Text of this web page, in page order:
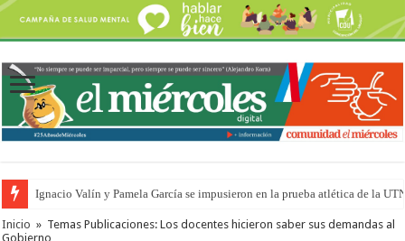
Ignacio Valín y Pamela García se impusieron en la prueba atlética de la
Traigo el litoral en mi canción: 100 años de Aníbal Sampayo
Inicio » Temas Publicaciones: Los docentes hicieron saber sus demandas al
Gobierno